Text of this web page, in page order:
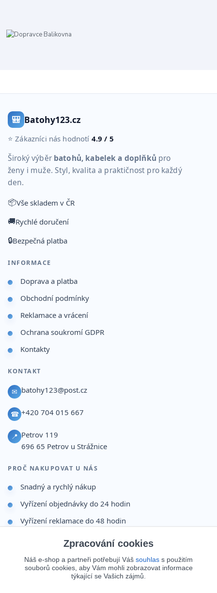
🎒 Batohy123.cz
⭐ Zákazníci nás hodnotí 4.9 / 5
Široký výběr batohů, kabelek a doplňků pro
ženy i muže. Styl, kvalita a praktičnost pro každý
den.
📦Vše skladem v ČR
🚚Rychlé doručení
🔒Bezpečná platba
INFORMACE
Doprava a platba
Obchodní podmínky
Reklamace a vrácení
Ochrana soukromí GDPR
Kontakty
KONTAKT
✉ batohy123@post.cz
☎ +420 704 015 667
📍 Petrov 119
696 65 Petrov u Strážnice
PROČ NAKUPOVAT U NÁS
Snadný a rychlý nákup
Vyřízení objednávky do 24 hodin
Vyřízení reklamace do 48 hodin
Dárek po dokončení objednávky
Odesíláme i na Slovensko
Doprava 65 Kč nad 499 Kč
Zpracování cookies
Náš e-shop a partneři potřebují Váš souhlas s použitím
souborů cookies, aby Vám mohli zobrazovat informace
týkající se Vašich zájmů.